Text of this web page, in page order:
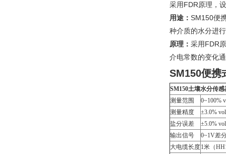
采用FDR原理，
用途： SM150便
种介质的水分进
原理： 采用FDR
介电常数的变化
SM150便携
SM150土壤水分传感
测量范围
0~100%
测量精度
±3.0%
盐分误差
±5.0%
输出信号
0~1V差
大电缆长度1米（